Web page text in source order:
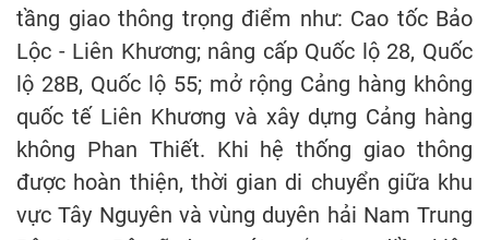
tầng giao thông trọng điểm như: Cao tốc Bảo
Lộc - Liên Khương; nâng cấp Quốc lộ 28, Quốc
lộ 28B, Quốc lộ 55; mở rộng Cảng hàng không
quốc tế Liên Khương và xây dựng Cảng hàng
không Phan Thiết. Khi hệ thống giao thông
được hoàn thiện, thời gian di chuyển giữa khu
vực Tây Nguyên và vùng duyên hải Nam Trung